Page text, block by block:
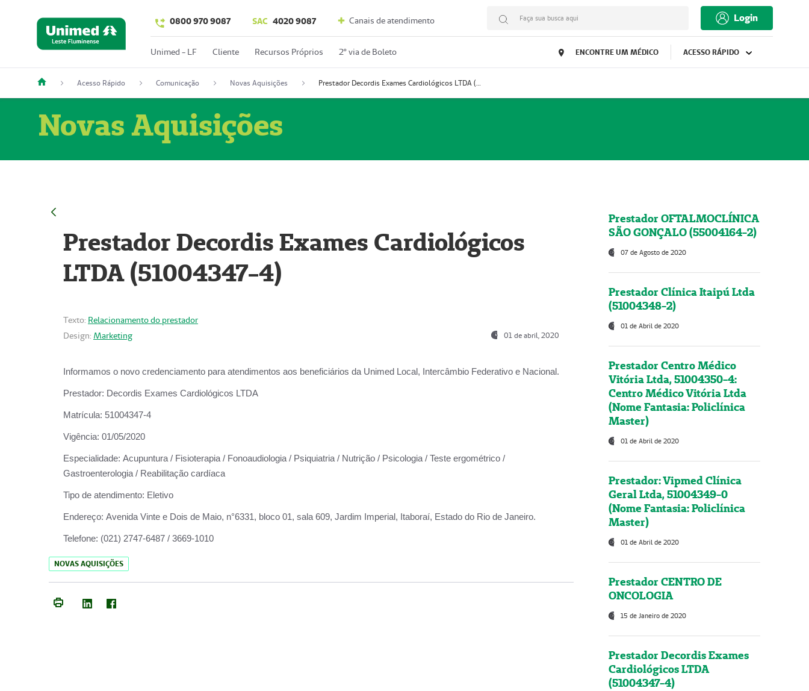
0800 970 9087 SAC 4020 9087 Canais de atendimento Faça sua busca aqui Login
Unimed - LF Cliente Recursos Próprios 2º via de Boleto ENCONTRE UM MÉDICO ACESSO RÁPIDO
Acesso Rápido Comunicação Novas Aquisições Prestador Decordis Exames Cardiológicos LTDA (51004347-4)
Novas Aquisições
Prestador Decordis Exames Cardiológicos
LTDA (51004347-4)
Texto: Relacionamento do prestador
Design: Marketing 01 de abril, 2020
Informamos o novo credenciamento para atendimentos aos beneficiários da Unimed Local, Intercâmbio Federativo e Nacional.
Prestador: Decordis Exames Cardiológicos LTDA
Matrícula: 51004347-4
Vigência: 01/05/2020
Especialidade: Acupuntura / Fisioterapia / Fonoaudiologia / Psiquiatria / Nutrição / Psicologia / Teste ergométrico /
Gastroenterologia / Reabilitação cardíaca
Tipo de atendimento: Eletivo
Endereço: Avenida Vinte e Dois de Maio, n°6331, bloco 01, sala 609, Jardim Imperial, Itaboraí, Estado do Rio de Janeiro.
Telefone: (021) 2747-6487 / 3669-1010
NOVAS AQUISIÇÕES
Prestador OFTALMOCLÍNICA
SÃO GONÇALO (55004164-2)
07 de Agosto de 2020
Prestador Clínica Itaipú Ltda
(51004348-2)
01 de Abril de 2020
Prestador Centro Médico
Vitória Ltda, 51004350-4:
Centro Médico Vitória Ltda
(Nome Fantasia: Policlínica
Master)
01 de Abril de 2020
Prestador: Vipmed Clínica
Geral Ltda, 51004349-0
(Nome Fantasia: Policlínica
Master)
01 de Abril de 2020
Prestador CENTRO DE
ONCOLOGIA
15 de Janeiro de 2020
Prestador Decordis Exames
Cardiológicos LTDA
(51004347-4)